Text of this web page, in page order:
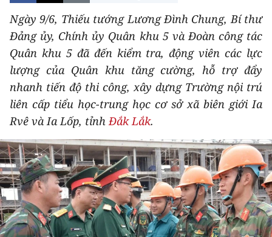
DU LỊCH
THẾ GIỚI
THỂ THAO
GIÁO DỤC
Y TẾ
KHOA HỌC - CÔNG NGHỆ
MÔI TRƯỜNG
Ngày 9/6, Thiếu tướng Lương Đình Chung, Bí thư
Đảng ủy, Chính ủy Quân khu 5 và Đoàn công tác
Quân khu 5 đã đến kiểm tra, động viên các lực
lượng của Quân khu tăng cường, hỗ trợ đẩy
nhanh tiến độ thi công, xây dựng Trường nội trú
liên cấp tiểu học-trung học cơ sở xã biên giới Ia
Rvê và Ia Lốp, tỉnhĐắk Lắk.